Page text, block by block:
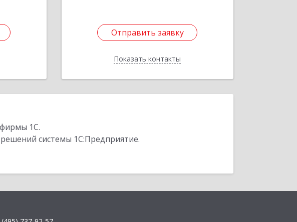
Отправить заявку
Показать контакты
Отправить заявку
Назад
1С.
системы 1С:Предприятие.